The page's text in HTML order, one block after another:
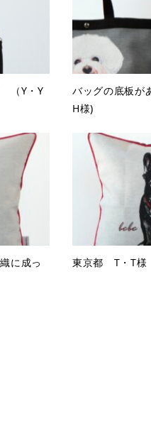
（Y・Y
バッグの底板が
H様)
に成っ
東京都 T・T様